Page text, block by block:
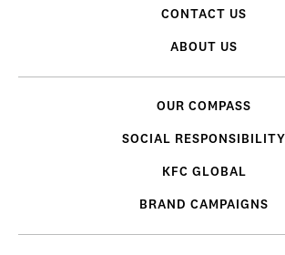
CONTACT US
ABOUT US
OUR COMPASS
SOCIAL RESPONSIBILITY
KFC GLOBAL
BRAND CAMPAIGNS